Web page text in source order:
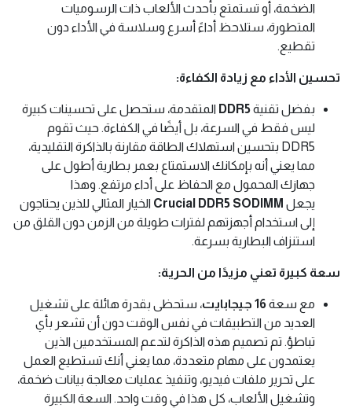
الضخمة، أو تستمتع بأحدث الألعاب ذات الرسوميات
المتطورة، ستلاحظ أداءً أسرع وسلاسة في الأداء دون
تقطيع.
تحسين الأداء مع زيادة الكفاءة:
بفضل تقنيةDDR5 المتقدمة، ستحصل على تحسينات كبيرة
ليس فقط في السرعة، بل أيضًا في الكفاءة. حيث تقوم
DDR5 بتحسين استهلاك الطاقة مقارنة بالذاكرة التقليدية،
مما يعني أنه بإمكانك الاستمتاع بعمر بطارية أطول على
جهازك المحمول مع الحفاظ على أداء مرتفع. وهذا
يجعل Crucial DDR5 SODIMM الخيار المثالي للذين يحتاجون
إلى استخدام أجهزتهم لفترات طويلة من الزمن دون القلق من
استنزاف البطارية بسرعة.
سعة كبيرة تعني مزيدًا من الحرية:
مع سعة16 جيجابايت
، ستحظى بقدرة هائلة على تشغيل
العديد من التطبيقات في نفس الوقت دون أن تشعر بأي
تباطؤ. تم تصميم هذه الذاكرة لتدعم المستخدمين الذين
يعتمدون على مهام متعددة، مما يعني أنك تستطيع العمل
على تحرير ملفات فيديو، وتنفيذ عمليات معالجة بيانات ضخمة،
وتشغيل الألعاب، كل هذا في وقت واحد. السعة الكبيرة